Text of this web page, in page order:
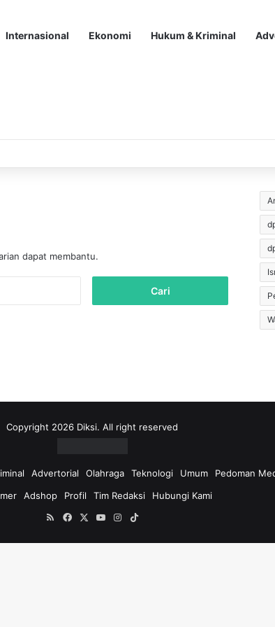
Internasional Ekonomi Hukum & Kriminal
dapat membantu.
k
Copyright 2026 Diksi. All right reserved
Advertorial Olahraga Teknologi Umum Pedoman
Adshop Profil Tim Redaksi
Hubungi Kami
RSSFacebookYouTubeInstagram
TikTok